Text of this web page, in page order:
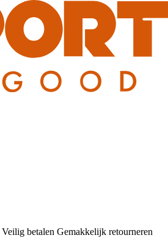
Veilig betalen Gemakkelijk retourneren